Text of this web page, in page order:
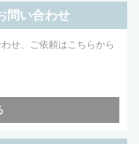
問い合わせ
せ、ご依頼はこちらから